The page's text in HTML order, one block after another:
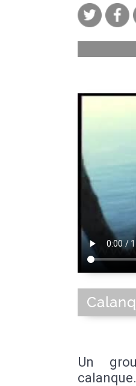
Un
calanque.